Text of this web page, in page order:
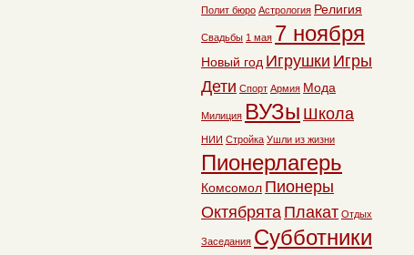
Полит бюро Астрология Религия
Свадьбы 1 мая 7 ноября
Новый год Игрушки Игры
Дети Спорт Армия Мода
Милиция ВУЗы Школа
НИИ Стройка Ушли из жизни
Пионерлагерь
Комсомол Пионеры
Октябрята Плакат Отдых
Заседания Субботники